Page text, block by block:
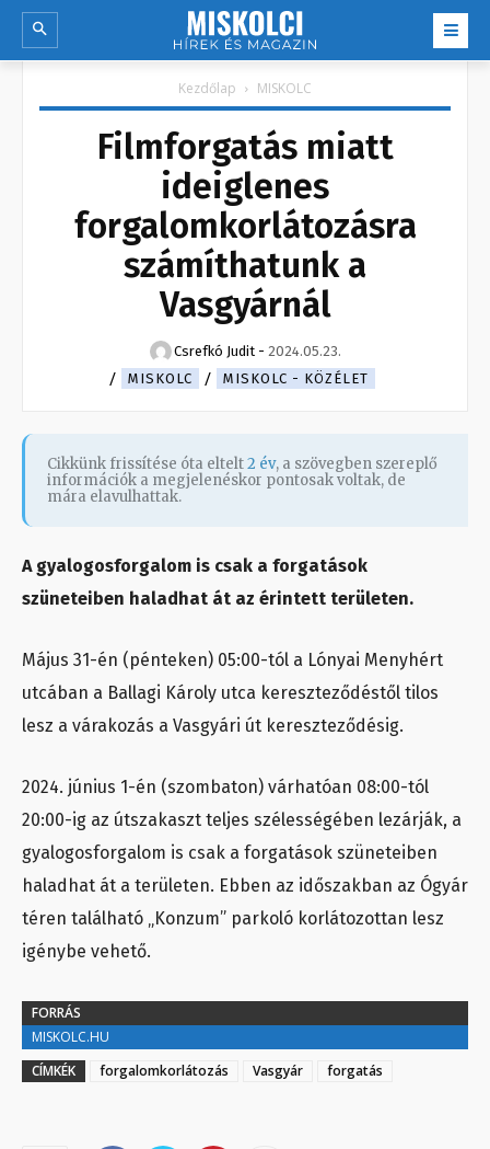
Kezdőlap MISKOLC
Filmforgatás miatt
ideiglenes
forgalomkorlátozásra
számíthatunk a
Vasgyárnál
Csrefkó Judit - 2024.05.23.
MISKOLC
MISKOLC - KÖZÉLET
Cikkünk frissítése óta eltelt2 év, a szövegben szereplő
információk a megjelenéskor pontosak voltak, de
mára elavulhattak.
A gyalogosforgalom is csak a forgatások
szüneteiben haladhat át az érintett területen.
Május 31-én (pénteken) 05:00-tól a Lónyai Menyhért
utcában a Ballagi Károly utca kereszteződéstől tilos
lesz a várakozás a Vasgyári út kereszteződésig.
2024. június 1-én (szombaton) várhatóan 08:00-tól
20:00-ig az útszakaszt teljes szélességében lezárják, a
gyalogosforgalom is csak a forgatások szüneteiben
haladhat át a területen. Ebben az időszakban az Ógyár
téren található „Konzum” parkoló korlátozottan lesz
igénybe vehető.
FORRÁS
MISKOLC.HU
CÍMKÉK
forgalomkorlátozás Vasgyár forgatás